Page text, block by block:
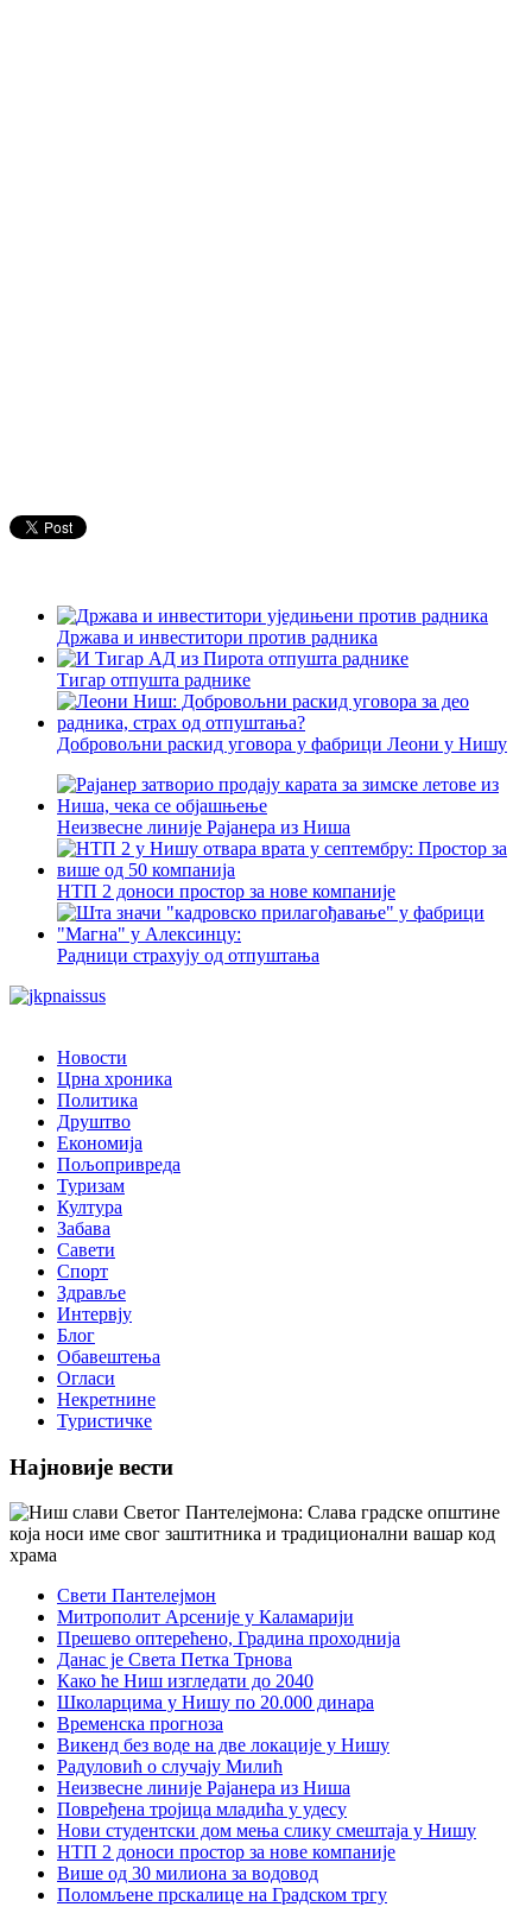
Држава и инвеститори против радника
Тигар отпушта раднике
Добровољни раскид уговора у фабрици Леони у Нишу
Неизвесне линије Рајанера из Ниша
НТП 2 доноси простор за нове компаније
Радници страхују од отпуштања
Новости
Црна хроника
Политика
Друштво
Економија
Пољопривреда
Туризам
Култура
Забава
Савети
Спорт
Здравље
Интервју
Блог
Обавештења
Огласи
Некретнине
Туристичке
Најновије вести
Свети Пантелејмон
Митрополит Арсеније у Каламарији
Прешево оптерећено, Градина проходнија
Данас је Света Петка Трнова
Како ће Ниш изгледати до 2040
Школарцима у Нишу по 20.000 динара
Временска прогноза
Викенд без воде на две локације у Нишу
Радуловић о случају Милић
Неизвесне линије Рајанера из Ниша
Повређена тројица младића у удесу
Нови студентски дом мења слику смештаја у Нишу
НТП 2 доноси простор за нове компаније
Више од 30 милиона за водовод
Поломљене прскалице на Градском тргу